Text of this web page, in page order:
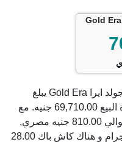
السعر الحالي للسبيكة 10 جرام من جولد ايرا Gold Era يبلغ
70,520.00 جنيه مصري و سعر اعادة البيع 69,710.00 جنيه. مع
فارق بين سعر البيع و سعر الشراء حوالي 810.00 جنيه مصري,
بسعر مصنعية يساوي 75.00 جنيه للجرام و هناك كاش باك 28.00